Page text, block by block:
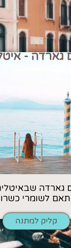
גארדה -
גארדה
לשומרי
קליק למתנה